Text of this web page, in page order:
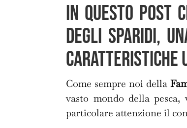
In questo post
degli Sparidi,
caratteristiche
Come sempre noi della
vasto mondo della
particolare attenzione il